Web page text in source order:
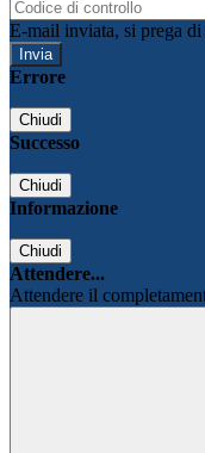
E-mail inviata, si prega
Errore
Chiudi
Successo
Chiudi
Informazione
Chiudi
Attendere...
Attendere il